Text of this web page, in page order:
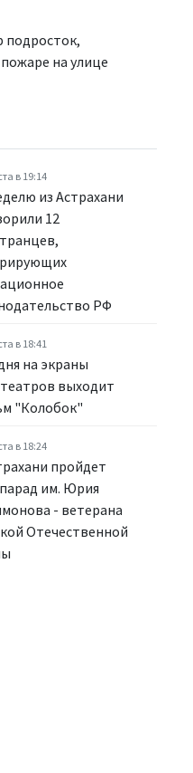
подросток,
на улице
в 19:14
из Астрахани
12
РФ
в 18:41
на экраны
выходит
"Колобок"
в 18:24
пройдет
им. Юрия
- ветерана
Отечественной